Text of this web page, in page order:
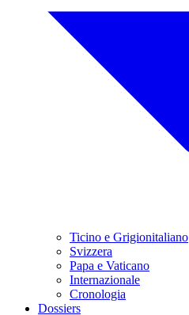
Ticino e Grigionitaliano
Svizzera
Papa e Vaticano
Internazionale
Cronologia
Dossiers